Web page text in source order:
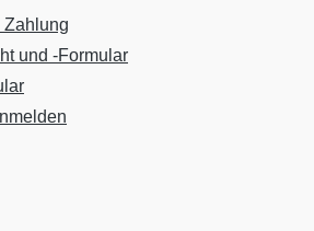
Zahlung
und -Formular